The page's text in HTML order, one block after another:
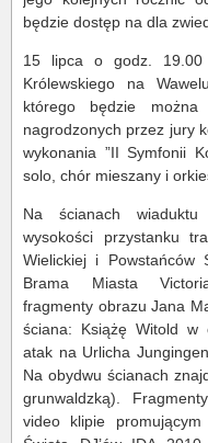
będzie dostęp na dla
15 lipca o godz. 19.00
Królewskiego na
którego będzie można
nagrodzonych przez jury
wykonania ”II Symfonii
solo, chór mieszany i
Na ścianach
wysokości przystanku
Wielickiej i Powstańców
Brama Miasta
fragmenty obrazu Jana
ściana: Książę Witold w
atak na Urlicha
Na obydwu ścianach
grunwaldzką).
video klipie